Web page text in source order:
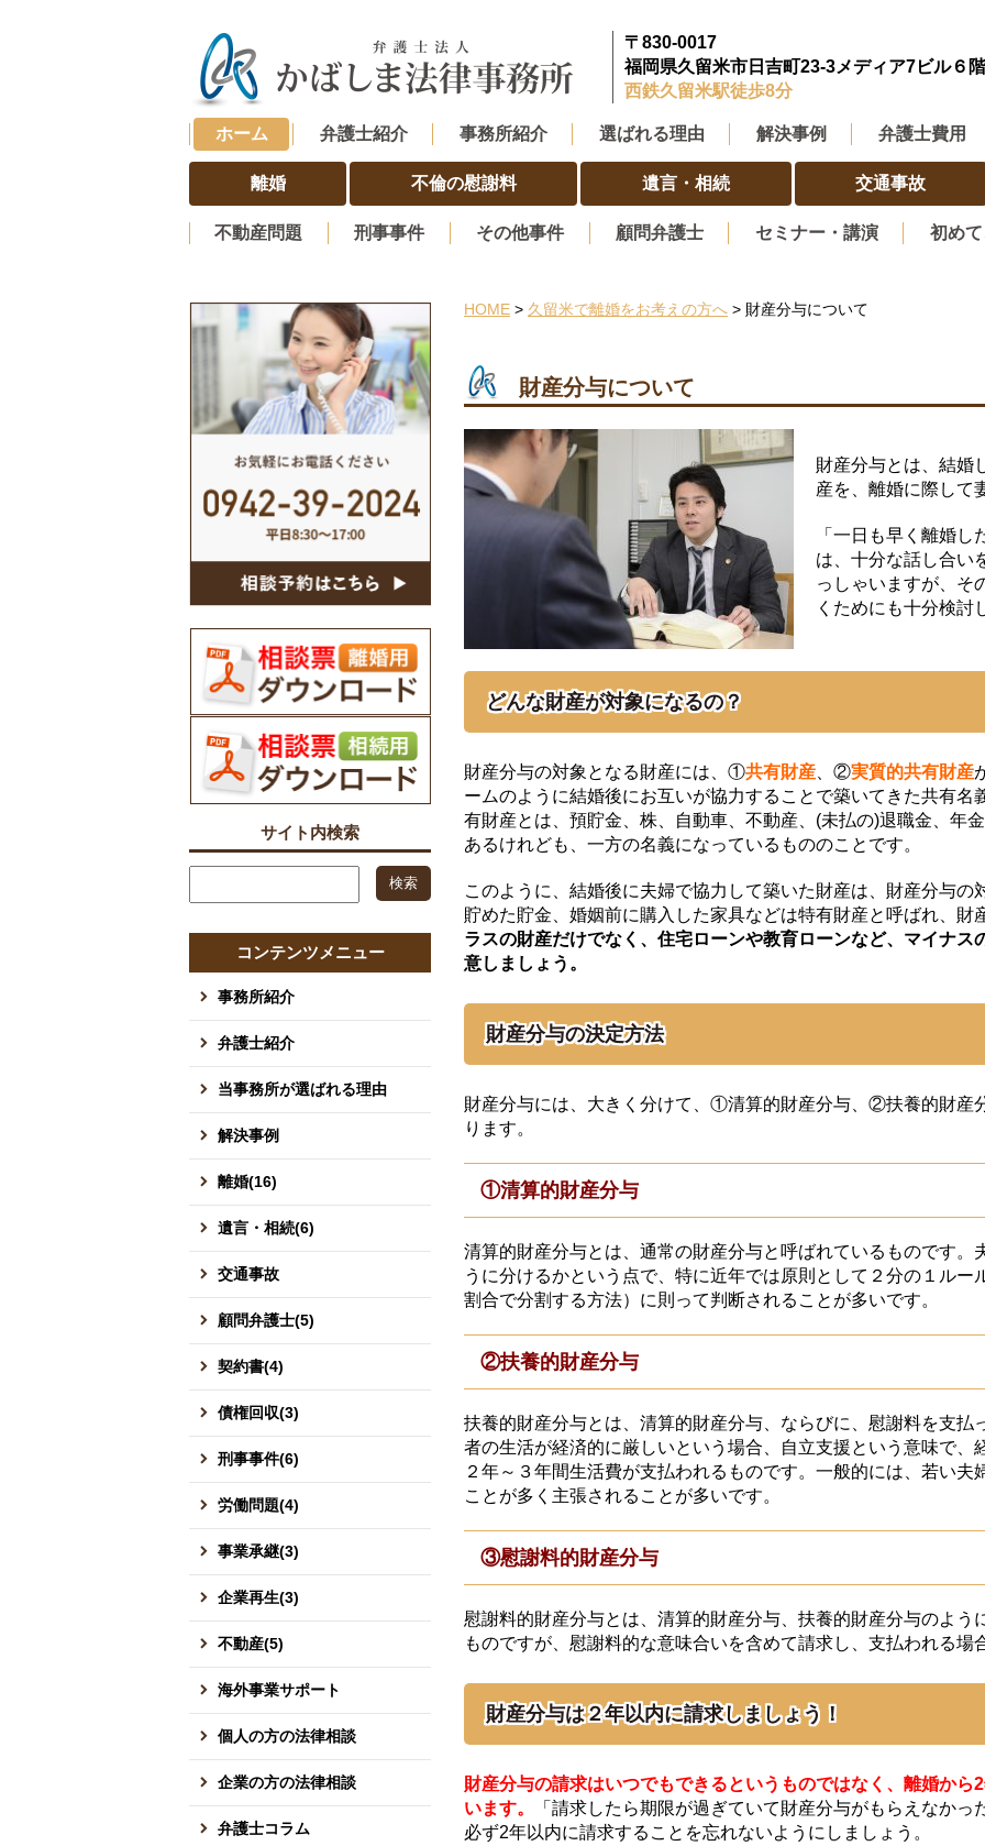
〒830-0017
福岡県久留米市日吉町23-3メディア7ビル６階
西鉄久留米駅徒歩8分
ホーム 弁護士紹介 事務所紹介 選ばれる理由 解決事例 弁護士費用
離婚 不倫の慰謝料 遺言・相続 交通事故
不動産問題 刑事事件 その他事件 顧問弁護士 セミナー・講演 初め
HOME > 久留米で離婚をお考えの方へ > 財産分与について
財産分与について
財産分与とは、結婚
産を、離婚に際して
「一日も早く離婚
は、十分な話し合い
っしゃいますが、そ
くためにも十分検討
どんな財産が対象になるの？
財産分与の対象となる財産には、①共有財産 、②実質的共有財産
ームのように結婚後にお互いが協力することで築いてきた共有
有財産とは、預貯金、株、自動車、不動産、(未払の)退職金、年
あるけれども、一方の名義になっているもののことです。
このように、結婚後に夫婦で協力して築いた財産は、財産分与の
貯めた貯金、婚姻前に購入した家具などは特有財産と呼ばれ、財
ラスの財産だけでなく、住宅ローンや教育ローンなど、マイナス
意しましょう。
財産分与の決定方法
財産分与には、大きく分けて、①清算的財産分与、②扶養的財産
ります。
①清算的財産分与
清算的財産分与とは、通常の財産分与と呼ばれているものです。
うに分けるかという点で、特に近年では原則として２分の１ル
割合で分割する方法）に則って判断されることが多いです。
②扶養的財産分与
扶養的財産分与とは、清算的財産分与、ならびに、慰謝料を支払
者の生活が経済的に厳しいという場合、自立支援という意味で、
２年～３年間生活費が支払われるものです。一般的には、若い
ことが多く主張されることが多いです。
③慰謝料的財産分与
慰謝料的財産分与とは、清算的財産分与、扶養的財産分与のよう
ものですが、慰謝料的な意味合いを含めて請求し、支払われる場
財産分与は２年以内に請求しましょう！
財産分与の請求はいつでもできるというものではなく、離婚から
います。
「請求したら期限が過ぎていて財産分与がもらえなか
必ず2年以内に請求することを忘れないようにしましょう。
サイト内検索
コンテンツメニュー
事務所紹介
弁護士紹介
当事務所が選ばれる理由
解決事例
離婚(16)
遺言・相続(6)
交通事故
顧問弁護士(5)
契約書(4)
債権回収(3)
刑事事件(6)
労働問題(4)
事業承継(3)
企業再生(3)
不動産(5)
海外事業サポート
個人の方の法律相談
企業の方の法律相談
弁護士コラム